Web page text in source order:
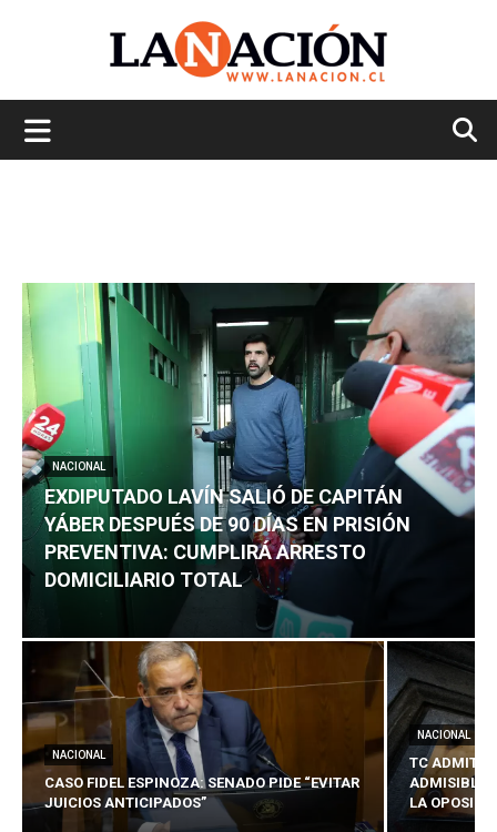
NACIONAL
EXDIPUTADO LAVÍN SALIÓ DE CAPITÁN
YÁBER DESPUÉS DE 90 DÍAS EN PRISIÓN
PREVENTIVA: CUMPLIRÁ ARRESTO
DOMICILIARIO TOTAL
NACIONAL
CASO FIDEL ESPINOZA: SENADO PIDE “EVITAR
JUICIOS ANTICIPADOS”
NACIONAL
TC ADMITE
ADMISIBLES
LA